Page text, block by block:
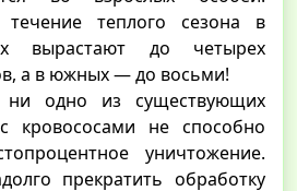
теплого сезона в
вырастают до четырех
а в южных — до восьми!
одно из существующих
кровососами не способно
уничтожение.
прекратить обработку